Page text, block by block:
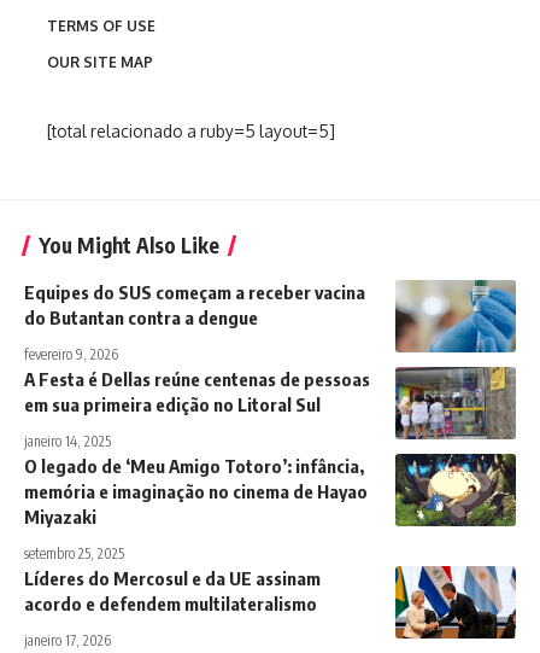
TERMS OF USE
OUR SITE MAP
[total relacionado a ruby=5 layout=5]
You Might Also Like
Equipes do SUS começam a receber vacina
do Butantan contra a dengue
fevereiro 9, 2026
A Festa é Dellas reúne centenas de pessoas
em sua primeira edição no Litoral Sul
janeiro 14, 2025
O legado de ‘Meu Amigo Totoro’: infância,
memória e imaginação no cinema de Hayao
Miyazaki
setembro 25, 2025
Líderes do Mercosul e da UE assinam
acordo e defendem multilateralismo
janeiro 17, 2026